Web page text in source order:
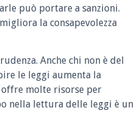
può portare a sanzioni.
la consapevolezza
Anche chi non è del
le leggi aumenta la
offre molte risorse per
nella lettura delle leggi è un